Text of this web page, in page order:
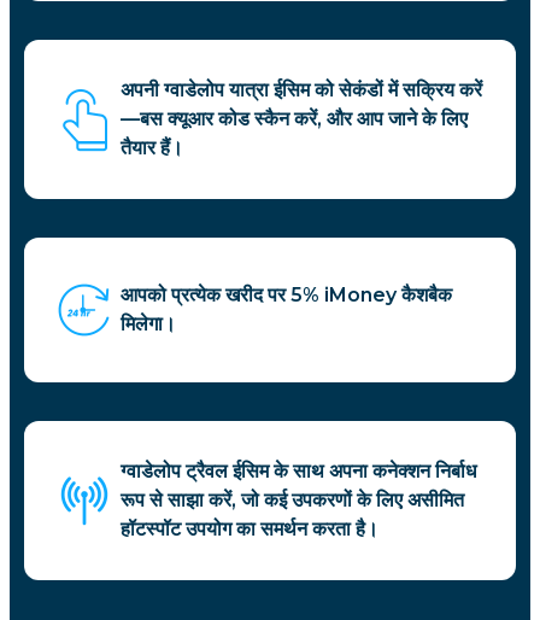
अपनी ग्वाडेलोप यात्रा ईसिम को सेकंडों में सक्रिय करें
—बस क्यूआर कोड स्कैन करें, और आप जाने के लिए
तैयार हैं।
आपको प्रत्येक खरीद पर 5% iMoney कैशबैक
मिलेगा।
ग्वाडेलोप ट्रैवल ईसिम के साथ अपना कनेक्शन निर्बाध
रूप से साझा करें, जो कई उपकरणों के लिए असीमित
हॉटस्पॉट उपयोग का समर्थन करता है।